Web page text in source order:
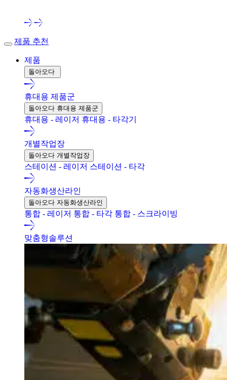
제품 추천
제품
돌아오다
휴대용 제품군
돌아오다 휴대용 제품군
휴대용 - 레이저 휴대용 - 타각기
개별작업장
돌아오다 개별작업장
스테이션 - 레이저 스테이션 - 타각
자동화생산라인
돌아오다 자동화생산라인
통합 - 레이저 통합 - 타각 통합 - 스크라이빙
맞춤형솔루션